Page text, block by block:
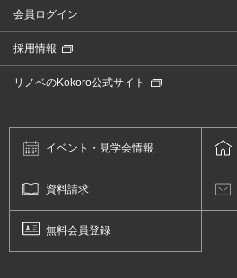
会員ログイン
採用情報
リノベのKokoro公式サイト
イベント・ 見学会情報
資料請求
無料会員登録